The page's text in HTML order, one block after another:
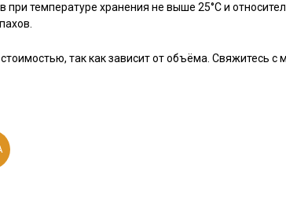
при температуре хранения не выше 25°С и
так как зависит от объёма. Свяжитесь